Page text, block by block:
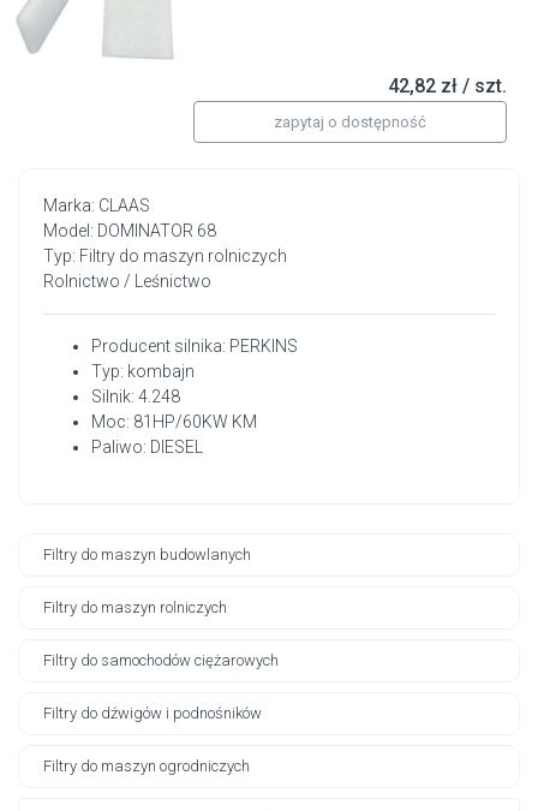
Marka: CLAAS
Model: DOMINATOR 68
Typ: Filtry do maszyn rolniczych
Rolnictwo / Leśnictwo
Producent silnika: PERKINS
Typ: kombajn
Silnik: 4.248
Moc: 81HP/60KW KM
Paliwo: DIESEL
Filtry do maszyn budowlanych
Filtry do maszyn rolniczych
Filtry do samochodów ciężarowych
Filtry do dźwigów i podnośników
Filtry do maszyn ogrodniczych
42,82 zł / szt.
zapytaj o dostępność